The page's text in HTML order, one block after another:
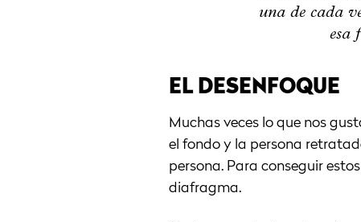
una de cada
esa
EL DESENFOQUE
Muchas veces lo que nos
el fondo y la persona
persona. Para conseguir
diafragma.